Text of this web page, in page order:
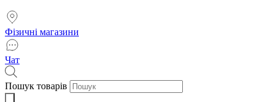
Фізичні магазини
Чат
Пошук товарів